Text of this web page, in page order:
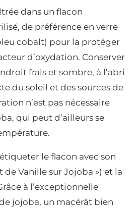
dans un flacon
de préférence en verre
cobalt) pour la protéger
d’oxydation. Conserver
frais et sombre, à l’abri
du soleil et des sources de
n’est pas nécessaire
qui peut d’ailleurs se
le flacon avec son
de Vanille sur Jojoba ») et la
à l’exceptionnelle
jojoba, un macérât bien